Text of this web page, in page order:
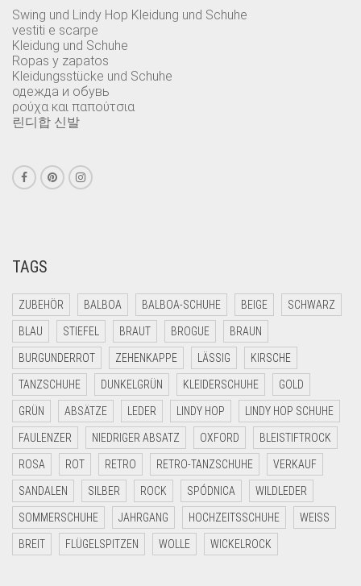
Swing und Lindy Hop Kleidung und Schuhe
vestiti e scarpe
Kleidung und Schuhe
Ropas y zapatos
Kleidungsstücke und Schuhe
одежда и обувь
ρούχα και παπούτσια
린디합 신발
TAGS
ZUBEHÖR BALBOA BALBOA-SCHUHE BEIGE SCHWARZ
BLAU STIEFEL BRAUT BROGUE BRAUN
BURGUNDERROT ZEHENKAPPE LÄSSIG KIRSCHE
TANZSCHUHE DUNKELGRÜN KLEIDERSCHUHE GOLD
GRÜN ABSÄTZE LEDER LINDY HOP LINDY HOP SCHUHE
FAULENZER NIEDRIGER ABSATZ OXFORD BLEISTIFTROCK
ROSA ROT RETRO RETRO-TANZSCHUHE VERKAUF
SANDALEN SILBER ROCK SPÓDNICA WILDLEDER
SOMMERSCHUHE JAHRGANG HOCHZEITSSCHUHE WEISS
BREIT FLÜGELSPITZEN WOLLE WICKELROCK